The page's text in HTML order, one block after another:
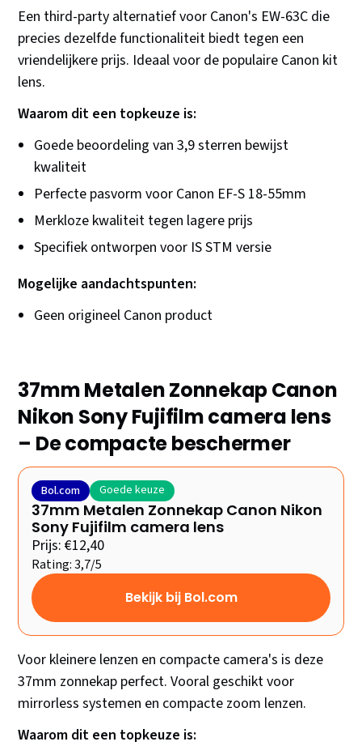
Een third-party alternatief voor Canon's EW-63C die
precies dezelfde functionaliteit biedt tegen een
vriendelijkere prijs. Ideaal voor de populaire Canon kit
lens.
Waarom dit een topkeuze is:
Goede beoordeling van 3,9 sterren bewijst
kwaliteit
Perfecte pasvorm voor Canon EF-S 18-55mm
Merkloze kwaliteit tegen lagere prijs
Specifiek ontworpen voor IS STM versie
Mogelijke aandachtspunten:
Geen origineel Canon product
37mm Metalen Zonnekap Canon
Nikon Sony Fujifilm camera lens
– De compacte beschermer
Bol.com Goede keuze
37mm Metalen Zonnekap Canon Nikon
Sony Fujifilm camera lens
Prijs: €12,40
Rating: 3,7/5
Bekijk bij Bol.com
Voor kleinere lenzen en compacte camera's is deze
37mm zonnekap perfect. Vooral geschikt voor
mirrorless systemen en compacte zoom lenzen.
Waarom dit een topkeuze is: